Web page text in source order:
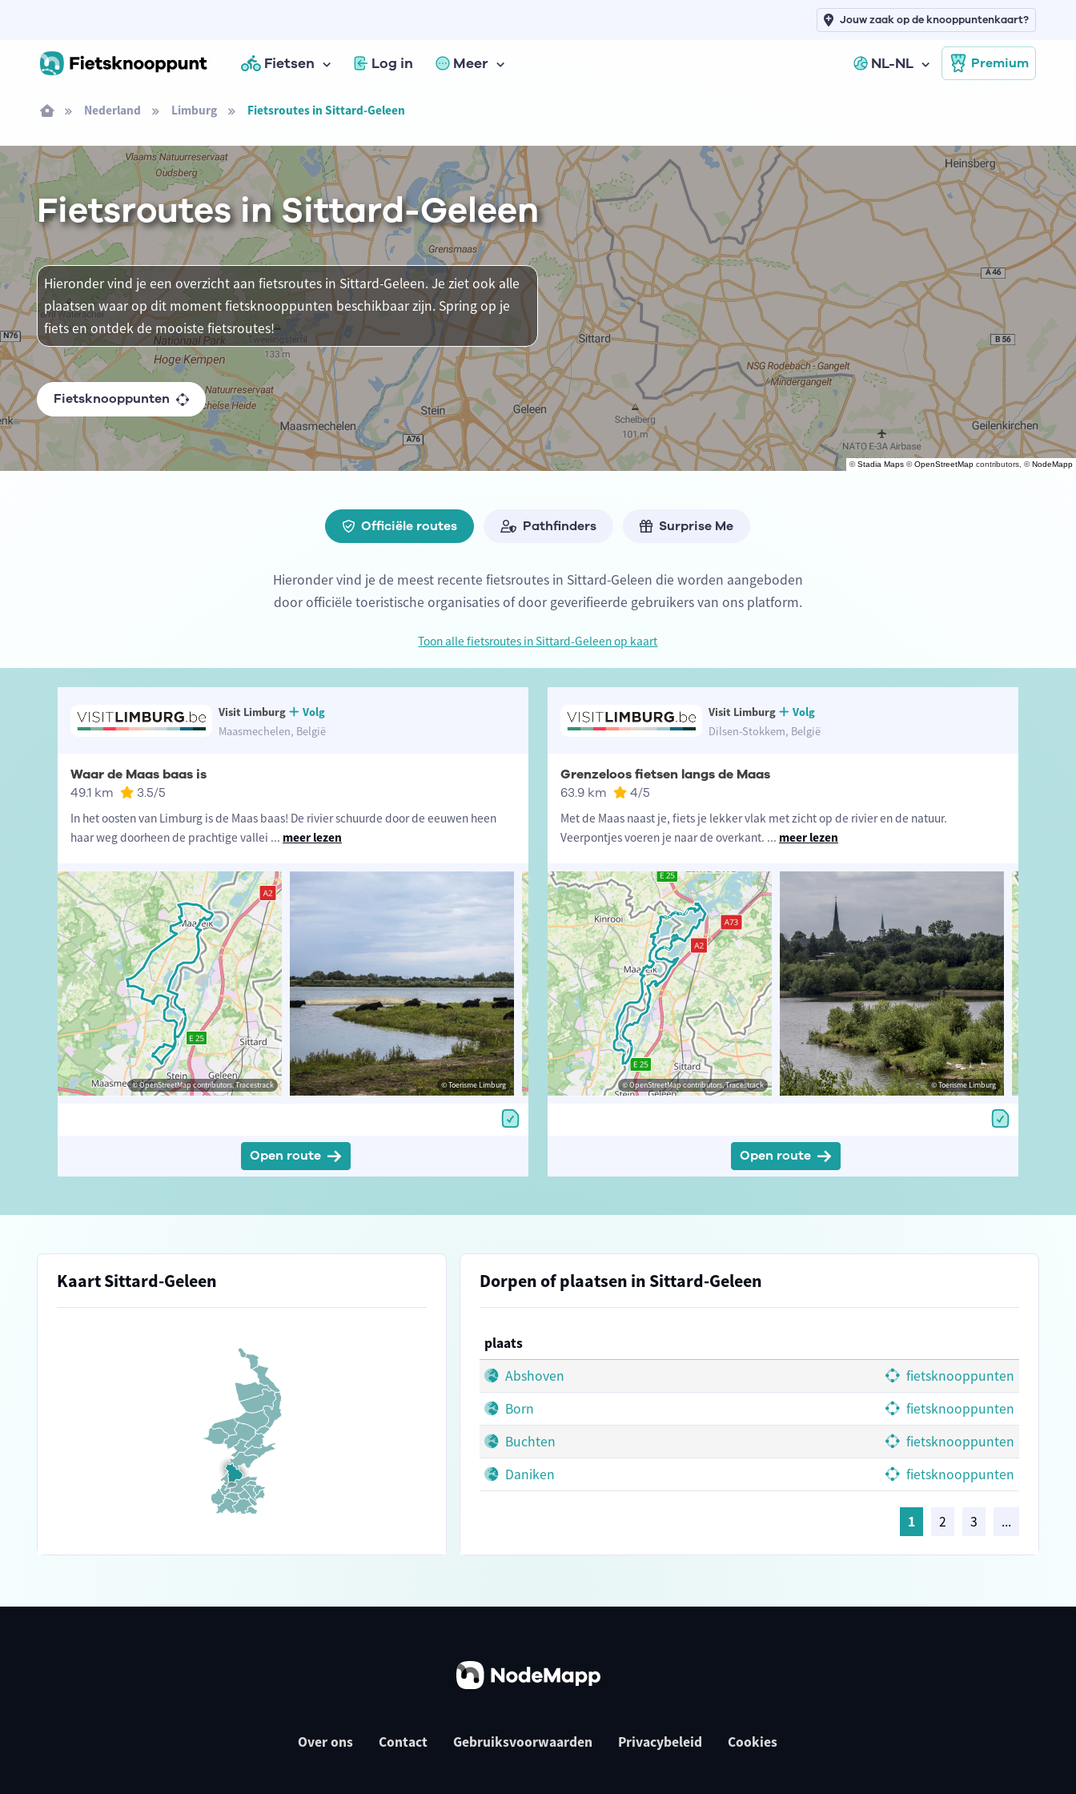
Fietsen Log in Meer NL-NL Premium
Jouw zaak op de knooppuntenkaart?
Nederland Limburg Fietsroutes in Sittard-Geleen
©Stadia Maps ©OpenStreetMap contributors, ©NodeMapp
Fietsroutes in Sittard-Geleen
Hieronder vind je een overzicht aan fietsroutes in Sittard-Geleen. Je ziet ook alle
plaatsen waar op dit moment fietsknooppunten beschikbaar zijn. Spring op je
fiets en ontdek de mooiste fietsroutes!
Fietsknooppunten
Officiële routes Pathfinders Surprise Me
Hieronder vind je de meest recente fietsroutes in Sittard-Geleen die worden aangeboden
door officiële toeristische organisaties of door geverifieerde gebruikers van ons platform.
Toon alle fietsroutes in Sittard-Geleen op kaart
Visit Limburg
Volg
Maasmechelen, België
Waar de Maas baas is
49.1 km 3.5/5
In het oosten van Limburg is de Maas baas! De rivier schuurde door de eeuwen heen
haar weg doorheen de prachtige vallei ... meer lezen
© OpenStreetMap contributors, Tracestrack © Toerisme Limburg © OpenStreetMap contributors, Tracestrack © Toerisme Limburg
Open route
Visit Limburg
Volg
Dilsen-Stokkem, België
Grenzeloos fietsen langs de Maas
63.9 km 4/5
Met de Maas naast je, fiets je lekker vlak met zicht op de rivier en de natuur.
Veerpontjes voeren je naar de overkant. ... meer lezen
© Toerisme Limburg © OpenStreetMap contributors, Tracestrack © Toerisme Limburg © OpenStreetMap contributors, Tracestrack © Toerisme Limburg
Open route
Kaart Sittard-Geleen Dorpen of plaatsen in Sittard-Geleen
plaats
Abshoven
fietsknooppunten
Born
fietsknooppunten
Buchten
fietsknooppunten
Daniken
fietsknooppunten
1 2 3 ...
Over ons Contact Gebruiksvoorwaarden Privacybeleid Cookies